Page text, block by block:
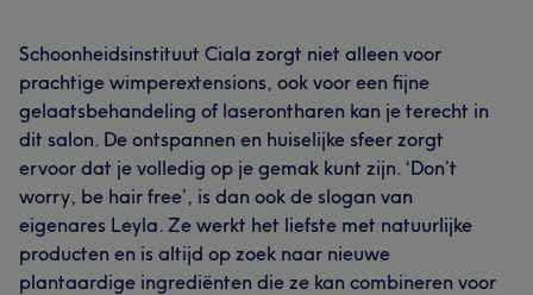
Schoonheidsinstituut Ciala zorgt niet alleen voor
prachtige wimperextensions, ook voor een fijne
gelaatsbehandeling of laserontharen kan je terecht in
dit salon. De ontspannen en huiselijke sfeer zorgt
ervoor dat je volledig op je gemak kunt zijn. ‘Don’t
worry, be hair free’, is dan ook de slogan van
eigenares Leyla. Ze werkt het liefste met natuurlijke
producten en is altijd op zoek naar nieuwe
plantaardige ingrediënten die ze kan combineren voor